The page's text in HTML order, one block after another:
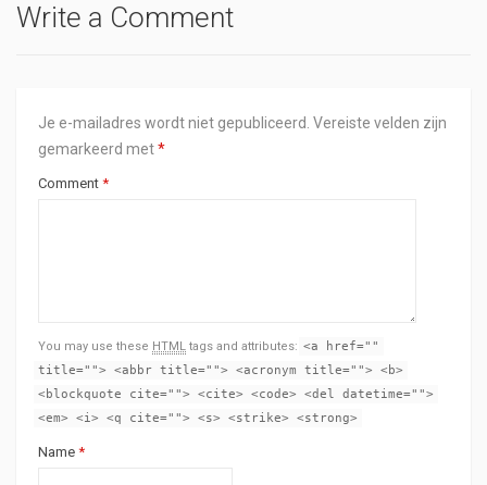
Write a Comment
Je e-mailadres wordt niet gepubliceerd. Vereiste velden zijn
gemarkeerd met*
Comment *
You may use these HTML tags and attributes: <a href=""
title=""> <abbr title=""> <acronym title=""> <b>
<blockquote cite=""> <cite> <code> <del datetime="">
<em> <i> <q cite=""> <s> <strike> <strong>
Name *